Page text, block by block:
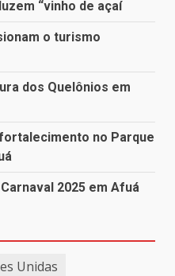
“vinho de açaí
o turismo
dos Quelônios em
no Parque
2025 em Afuá
Unidas